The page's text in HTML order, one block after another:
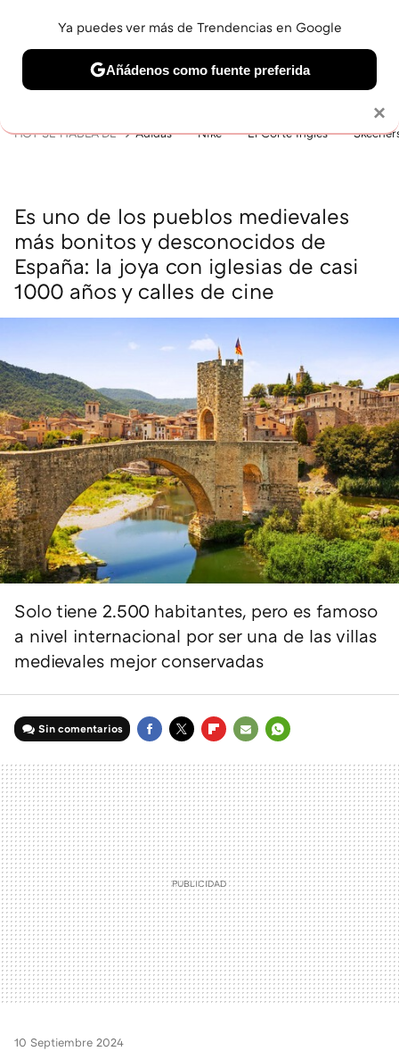
BELLEZA SHOPPING VIAJES GASTRO SNEAKERS
HOY SE HABLA DE Adidas Nike El Corte Inglés
Es uno de los pueblos medievales
más bonitos y desconocidos de
España: la joya con iglesias de casi
1000 años y calles de cine
Solo tiene 2.500 habitantes, pero es famoso
a nivel internacional por ser una de las villas
medievales mejor conservadas
Sin comentarios
MAIL
10 Septiembre 2024
×
Ya puedes ver más de Trendencias en Google
Añádenos como fuente preferida